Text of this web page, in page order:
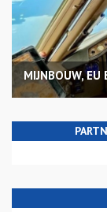
MIJNBOUW, EU